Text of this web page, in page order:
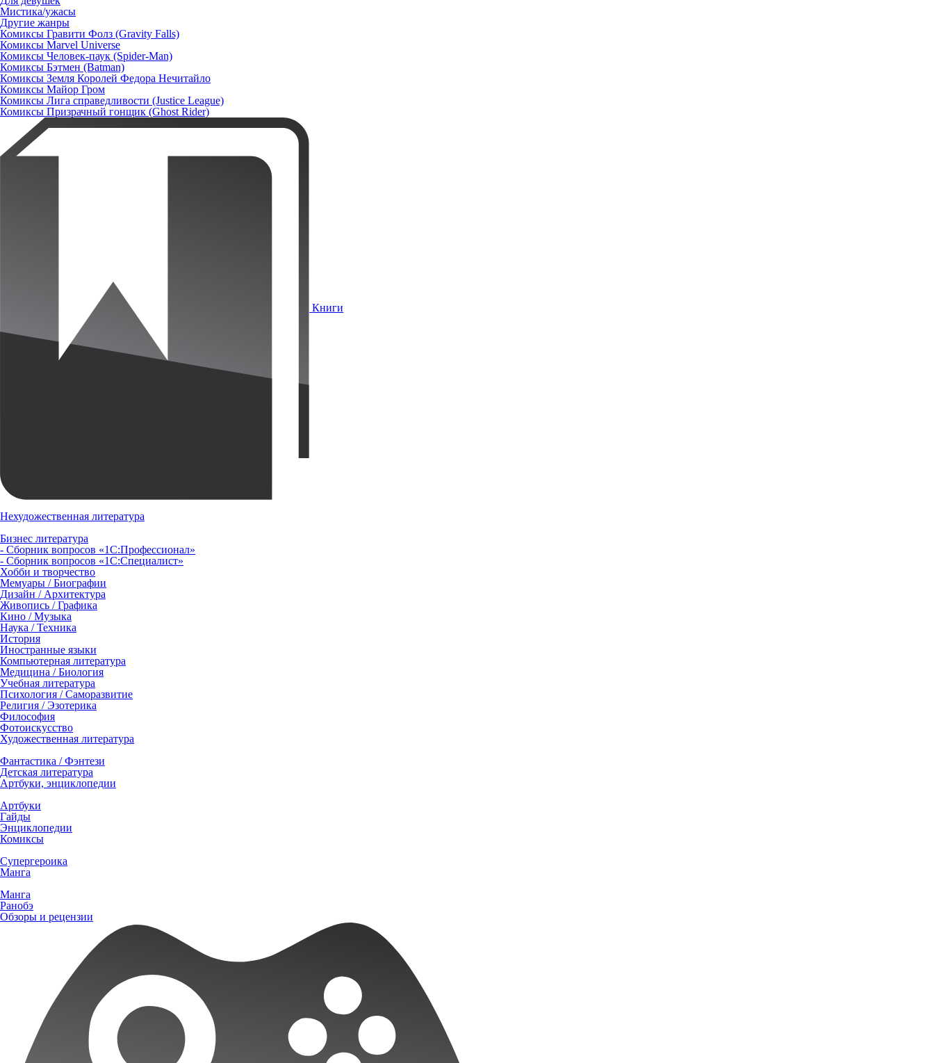
Мистика/ужасы
Другие жанры
Комиксы Гравити Фолз (Gravity Falls)
Комиксы Marvel Universe
Комиксы Человек-паук (Spider-Man)
Комиксы Бэтмен (Batman)
Комиксы Земля Королей Федора Нечитайло
Комиксы Майор Гром
Комиксы Лига справедливости (Justice League)
Комиксы Призрачный гонщик (Ghost Rider)
Книги
Нехудожественная литература
Бизнес литература
- Сборник вопросов «1С:Профессионал»
- Сборник вопросов «1С:Специалист»
Хобби и творчество
Мемуары / Биографии
Дизайн / Архитектура
Живопись / Графика
Кино / Музыка
Наука / Техника
История
Иностранные языки
Компьютерная литература
Медицина / Биология
Учебная литература
Психология / Саморазвитие
Религия / Эзотерика
Философия
Фотоискусство
Художественная литература
Фантастика / Фэнтези
Детская литература
Артбуки, энциклопедии
Артбуки
Гайды
Энциклопедии
Комиксы
Супергероика
Манга
Манга
Ранобэ
Обзоры и рецензии